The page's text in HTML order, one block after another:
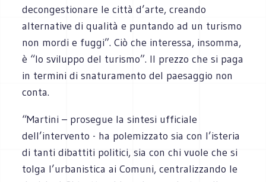
decongestionare le città d’arte, creando
alternative di qualità e puntando ad un turismo
non mordi e fuggi”. Ciò che interessa, insomma,
è “lo sviluppo del turismo”. Il prezzo che si paga
in termini di snaturamento del paesaggio non
conta.
“Martini – prosegue la sintesi ufficiale
dell’intervento - ha polemizzato sia con l’isteria
di tanti dibattiti politici, sia con chi vuole che si
tolga l’urbanistica ai Comuni, centralizzando le